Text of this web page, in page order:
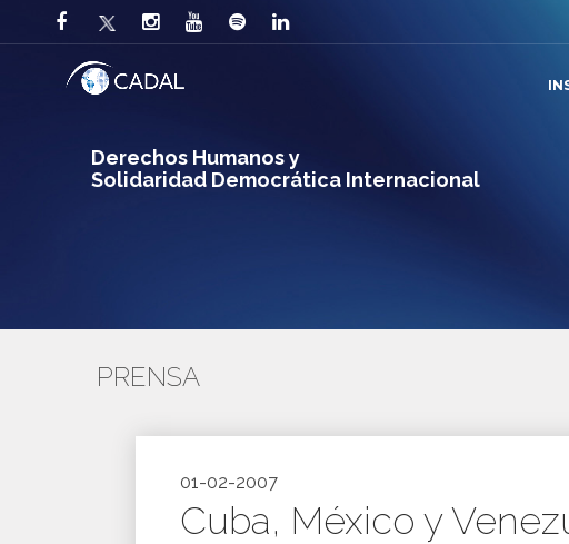
Derechos Humanos y
Solidaridad Democrática Internacional
PRENSA
01-02-2007
Cuba, México y